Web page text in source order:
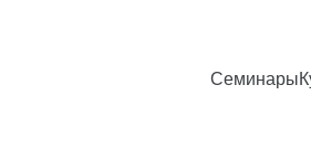
Семинары